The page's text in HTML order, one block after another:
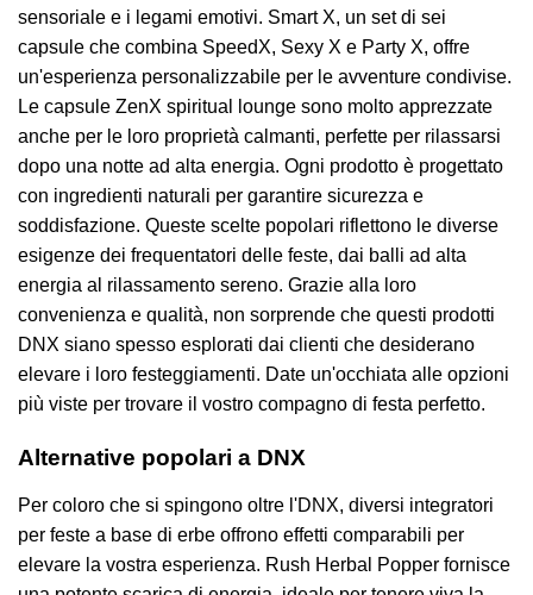
sensoriale e i legami emotivi. Smart X, un set di sei
capsule che combina SpeedX, Sexy X e Party X, offre
un'esperienza personalizzabile per le avventure condivise.
Le capsule ZenX spiritual lounge sono molto apprezzate
anche per le loro proprietà calmanti, perfette per rilassarsi
dopo una notte ad alta energia. Ogni prodotto è progettato
con ingredienti naturali per garantire sicurezza e
soddisfazione. Queste scelte popolari riflettono le diverse
esigenze dei frequentatori delle feste, dai balli ad alta
energia al rilassamento sereno. Grazie alla loro
convenienza e qualità, non sorprende che questi prodotti
DNX siano spesso esplorati dai clienti che desiderano
elevare i loro festeggiamenti. Date un'occhiata alle opzioni
più viste per trovare il vostro compagno di festa perfetto.
Alternative popolari a DNX
Per coloro che si spingono oltre l'DNX, diversi integratori
per feste a base di erbe offrono effetti comparabili per
elevare la vostra esperienza. Rush Herbal Popper fornisce